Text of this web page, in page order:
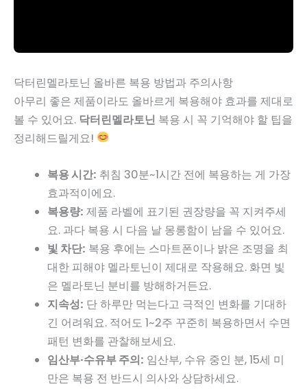
닥터린멜라토닌 올바른 복용 방법과 주의사항
아무리 좋은 제품이라도 올바르게 복용해야 효과를 제대로
볼 수 있어요. 닥터린멜라토닌 복용 시 꼭 기억해야 할 팁을
정리해드릴게요!
복용 시간: 취침 30분~1시간 전에 복용하는 게 가장
효과적이에요.
복용량: 제품 라벨에 표기된 권장량을 꼭 지켜주세
요. 과다 복용 시 다음 날 몽롱함이 남을 수 있어요.
빛 차단: 복용 후에는 스마트폰이나 밝은 조명을 최
대한 피해야 멜라토닌이 제대로 작용해요. 화면 빛
은 멜라토닌 분비를 방해하거든요.
지속성: 단 하루만 먹는다고 극적인 변화를 기대하
긴 어려워요. 적어도 1~2주 꾸준히 복용하면서 수면
패턴 변화를 관찰해보세요.
임산부·수유부 주의: 임산부, 수유 중인 분, 15세 미
만은 복용 전 반드시 의사와 상담하세요.